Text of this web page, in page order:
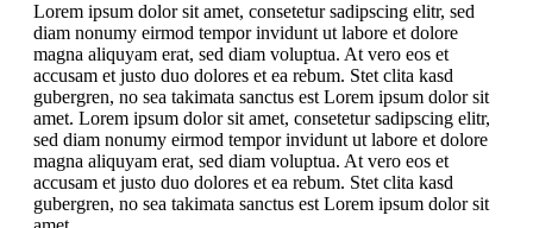
Lorem ipsum dolor sit amet, consetetur sadipscing elitr, sed
diam nonumy eirmod tempor invidunt ut labore et dolore
magna aliquyam erat, sed diam voluptua. At vero eos et
accusam et justo duo dolores et ea rebum. Stet clita kasd
gubergren, no sea takimata sanctus est Lorem ipsum dolor sit
amet. Lorem ipsum dolor sit amet, consetetur sadipscing elitr,
sed diam nonumy eirmod tempor invidunt ut labore et dolore
magna aliquyam erat, sed diam voluptua. At vero eos et
accusam et justo duo dolores et ea rebum. Stet clita kasd
gubergren, no sea takimata sanctus est Lorem ipsum dolor sit